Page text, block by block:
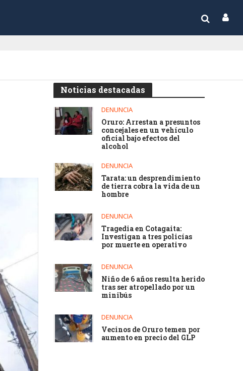
Noticias destacadas
DENUNCIA
Oruro: Arrestan a presuntos
concejales en un vehículo
oficial bajo efectos del
alcohol
DENUNCIA
Tarata: un desprendimiento
de tierra cobra la vida de un
hombre
DENUNCIA
Tragedia en Cotagaita:
Investigan a tres policías
por muerte en operativo
DENUNCIA
Niño de 6 años resulta herido
tras ser atropellado por un
minibús
DENUNCIA
Vecinos de Oruro temen por
aumento en precio del GLP